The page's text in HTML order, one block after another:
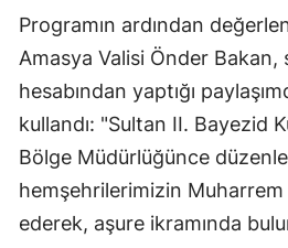
Programın ardından
Amasya Valisi Önder Bakan,
hesabından yaptığı
kullandı: "Sultan II. Bayezid
Bölge Müdürlüğünce
hemşehrilerimizin Muharrem
ederek, aşure ikramında